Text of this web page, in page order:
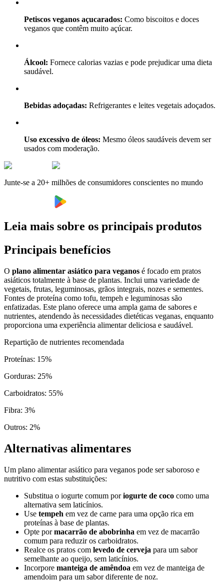
Petiscos veganos açucarados: Como biscoitos e doces
veganos que contêm muito açúcar.
Álcool: Fornece calorias vazias e pode prejudicar uma dieta
saudável.
Bebidas adoçadas: Refrigerantes e leites vegetais adoçados.
Uso excessivo de óleos: Mesmo óleos saudáveis devem ser
usados com moderação.
Junte-se a 20+ milhões de consumidores conscientes no mundo
Leia mais sobre os principais produtos
Principais benefícios
O plano alimentar asiático para veganos é focado em pratos
asiáticos totalmente à base de plantas. Inclui uma variedade de
vegetais, frutas, leguminosas, grãos integrais, nozes e sementes.
Fontes de proteína como tofu, tempeh e leguminosas são
enfatizadas. Este plano oferece uma ampla gama de sabores e
nutrientes, atendendo às necessidades dietéticas veganas, enquanto
proporciona uma experiência alimentar deliciosa e saudável.
Repartição de nutrientes recomendada
Proteínas: 15%
Gorduras: 25%
Carboidratos: 55%
Fibra: 3%
Outros: 2%
Alternativas alimentares
Um plano alimentar asiático para veganos pode ser saboroso e
nutritivo com estas substituições:
Substitua o iogurte comum poriogurte de coco como uma
alternativa sem laticínios.
Use tempeh em vez de carne para uma opção rica em
proteínas à base de plantas.
Opte pormacarrão de abobrinha em vez de macarrão
comum para reduzir os carboidratos.
Realce os pratos com levedo de cerveja para um sabor
semelhante ao queijo, sem laticínios.
Incorpore manteiga de amêndoa em vez de manteiga de
amendoim para um sabor diferente de noz.